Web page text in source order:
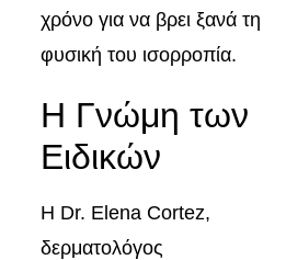
χρόνο για να βρει ξανά τη
φυσική του ισορροπία.
Η Γνώμη των
Ειδικών
Η Dr. Elena Cortez,
δερματολόγος